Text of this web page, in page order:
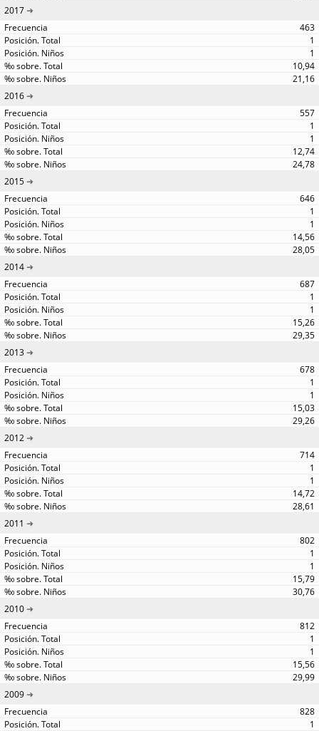
2017
463
1
1
10,94
21,16
2016
557
1
1
12,74
24,78
2015
646
1
1
14,56
28,05
2014
687
1
1
15,26
29,35
2013
678
1
1
15,03
29,26
2012
714
1
1
14,72
28,61
2011
802
1
1
15,79
30,76
2010
812
1
1
15,56
29,99
2009
828
1